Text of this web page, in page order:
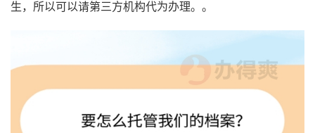
生，所以可以请第三方机构代为办理。。